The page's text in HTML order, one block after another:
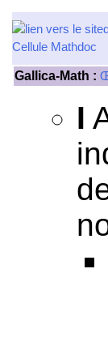
Gallica-Math :
I